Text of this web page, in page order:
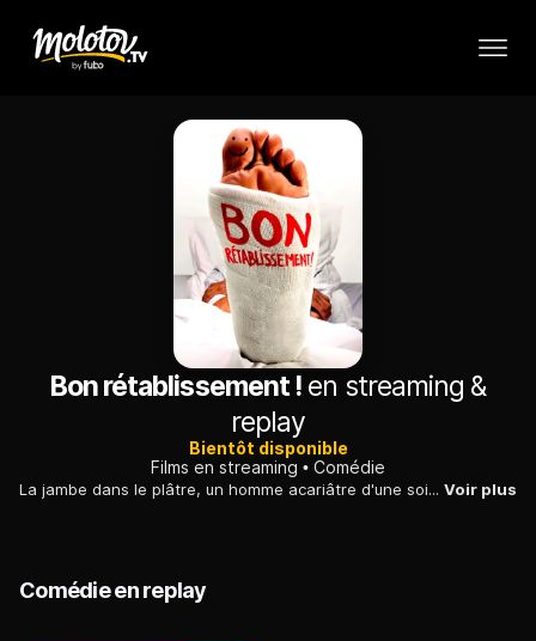
Bon rétablissement ! en streaming &
replay
Bientôt disponible
Films en streaming
Comédie
La jambe dans le plâtre, un homme acariâtre d'une soixantaine d'années finit par s'adoucir au contact des proches et des soignants qui s'occupent de lui. Voir plus
Comédie en replay